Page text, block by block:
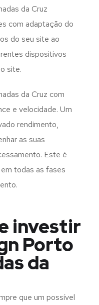
da Cruz
com adaptação do
do seu site ao
dispositivos
site.
da Cruz com
e velocidade. Um
rendimento,
as suas
Este é
todas as fases
investir
Porto
da
que um possível